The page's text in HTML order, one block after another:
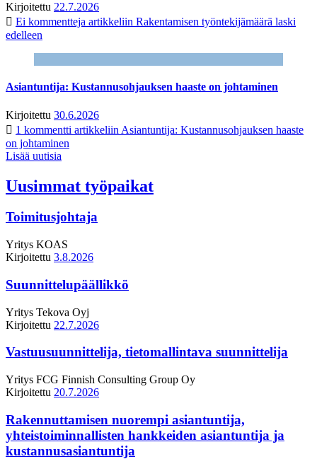
Kirjoitettu 22.7.2026
Ei kommentteja artikkeliin Rakentamisen työntekijämäärä laski
edelleen
Asiantuntija: Kustannusohjauksen haaste on johtaminen
Kirjoitettu 30.6.2026
1 kommentti artikkeliin Asiantuntija: Kustannusohjauksen haaste
on johtaminen
Lisää uutisia
Uusimmat työpaikat
Toimitusjohtaja
Yritys KOAS
Kirjoitettu 3.8.2026
Suunnittelupäällikkö
Yritys Tekova Oyj
Kirjoitettu 22.7.2026
Vastuusuunnittelija, tietomallintava suunnittelija
Yritys FCG Finnish Consulting Group Oy
Kirjoitettu 20.7.2026
Rakennuttamisen nuorempi asiantuntija,
yhteistoiminnallisten hankkeiden asiantuntija ja
kustannusasiantuntija